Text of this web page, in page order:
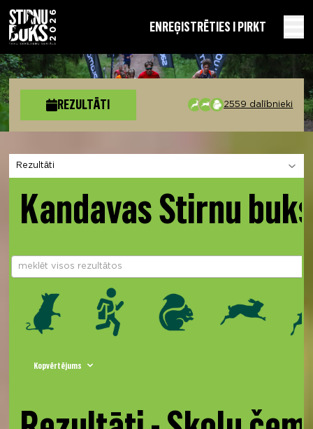
ENREĢISTRĒTIES I PIRKT
REZULTĀTI 2559 dalībnieki
Izvēlies sadaļu
Kandavas Stirnu buks
Kopvērtējums